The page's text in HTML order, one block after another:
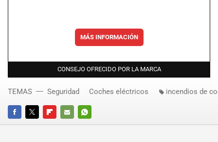
MÁS INFORMACIÓN
CONSEJO OFRECIDO POR LA MARCA
FACEBOOKTWITTERFLIPBOARD
E-
WHATSAPP
TEMAS Seguridad Coches eléctricos incendios de